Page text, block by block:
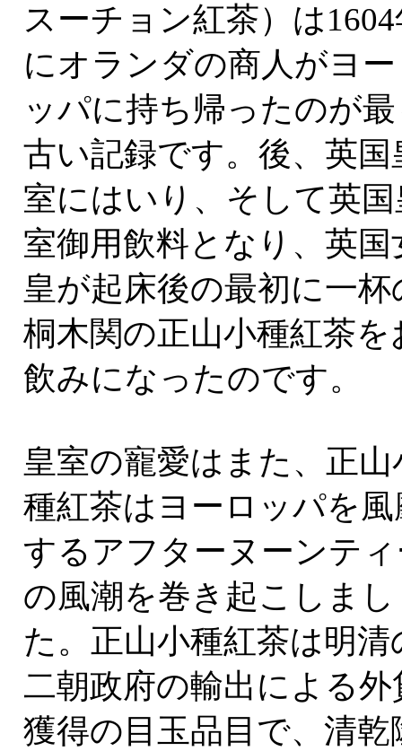
スーチョン紅茶）は
にオランダの商人がヨ
ッパに持ち帰ったのが
古い記録です。後、英国
室にはいり、そして英国
室御用飲料となり、英国
皇が起床後の最初に一杯
桐木関の正山小種紅茶を
飲みになったのです。
皇室の寵愛はまた、正山
種紅茶はヨーロッパを風
するアフターヌーンテ
の風潮を巻き起こしまし
た。正山小種紅茶は明清
二朝政府の輸出による外
獲得の目玉品目で、清乾